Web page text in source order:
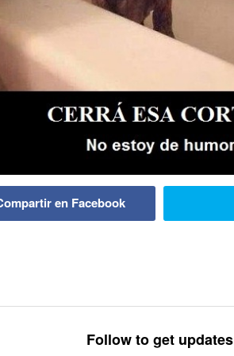
en Facebook
Follow to get updates